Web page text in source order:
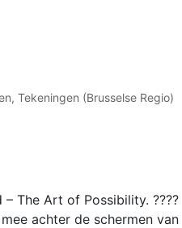
Tekeningen (Brusselse Regio)
The Art of Possibility. ????
achter de schermen van